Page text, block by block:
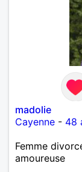
madolie
Cayenne - 48
Femme
amoureuse